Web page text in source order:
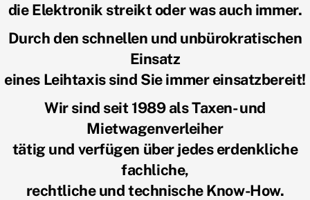
die Elektronik streikt oder was auch immer.
Durch den schnellen und unbürokratischen
Einsatz
eines Leihtaxis sind Sie immer einsatzbereit!
Wir sind seit 1989 als Taxen- und
Mietwagenverleiher
tätig und verfügen über jedes erdenkliche
fachliche,
rechtliche und technische Know-How.